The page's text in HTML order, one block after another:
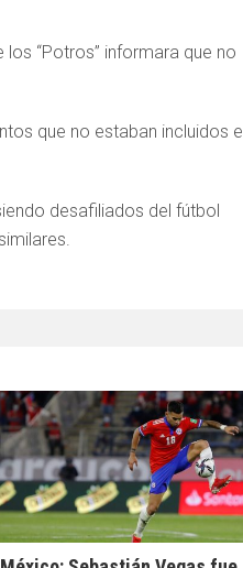
“Potros” informara que no
que no estaban incluidos
desafiliados del fútbol